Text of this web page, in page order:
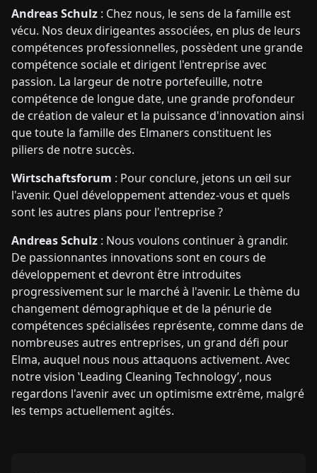
Andreas Schulz : Chez nous, le sens de la famille est
vécu. Nos deux dirigeantes associées, en plus de leurs
compétences professionnelles, possèdent une grande
compétence sociale et dirigent l'entreprise avec
passion. La largeur de notre portefeuille, notre
compétence de longue date, une grande profondeur
de création de valeur et la puissance d'innovation ainsi
que toute la famille des Elmaners constituent les
piliers de notre succès.
Wirtschaftsforum : Pour conclure, jetons un œil sur
l'avenir. Quel développement attendez-vous et quels
sont les autres plans pour l'entreprise ?
Andreas Schulz : Nous voulons continuer à grandir.
De passionnantes innovations sont en cours de
développement et devront être introduites
progressivement sur le marché à l'avenir. Le thème du
changement démographique et de la pénurie de
compétences spécialisées représente, comme dans de
nombreuses autres entreprises, un grand défi pour
Elma, auquel nous nous attaquons activement. Avec
notre vision ‛Leading Cleaning Technology’, nous
regardons l'avenir avec un optimisme extrême, malgré
les temps actuellement agités.